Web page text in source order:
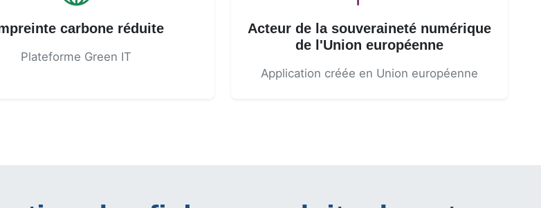
carbone réduite
Plateforme Green IT
Acteur de la souveraineté numérique
de l'Union européenne
Application créée en Union européenne